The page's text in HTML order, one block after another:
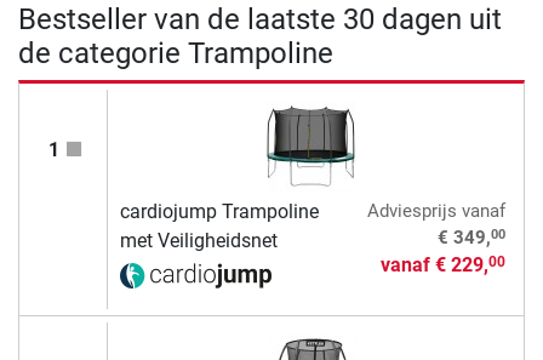
Bestseller van de laatste 30 dagen uit
de categorie Trampoline
1
cardiojump Trampoline
met Veiligheidsnet
Adviesprijs vanaf
€ 349,00
vanaf € 229,00